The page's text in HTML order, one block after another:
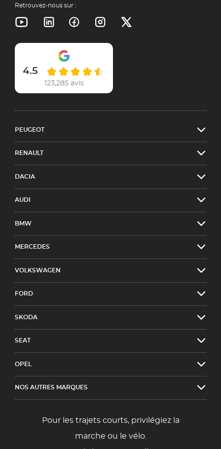
Retrouvez-nous sur :
4.5
123,285 avis
PEUGEOT
RENAULT
DACIA
AUDI
BMW
MERCEDES
VOLKSWAGEN
FORD
SKODA
SEAT
OPEL
NOS AUTRES MARQUES
Pour les trajets courts, privilégiez la
marche ou le vélo.